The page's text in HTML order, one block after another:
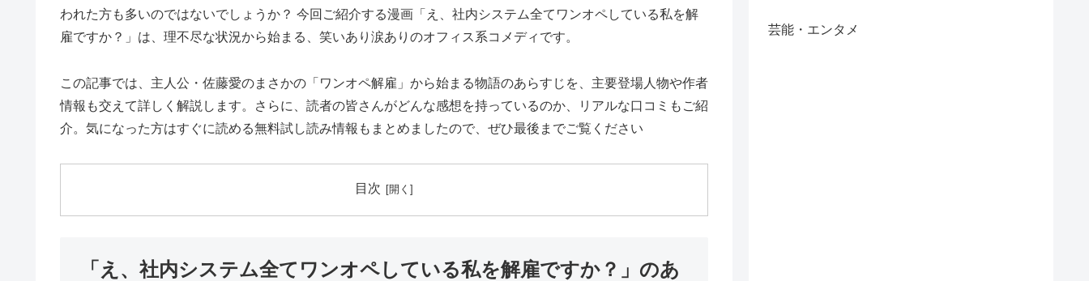
われた方も多いのではないでしょうか？ 今回ご紹介する漫画「え、社内システム全てワンオペしている私を解
雇ですか？」は、理不尽な状況から始まる、笑いあり涙ありのオフィス系コメディです。
この記事では、主人公・佐藤愛のまさかの「ワンオペ解雇」から始まる物語のあらすじを、主要登場人物や作者
情報も交えて詳しく解説します。さらに、読者の皆さんがどんな感想を持っているのか、リアルな口コミもご紹
介。気になった方はすぐに読める無料試し読み情報もまとめましたので、ぜひ最後までご覧ください
目次
「え、社内システム全てワンオペしている私を解雇ですか？」のあ
芸能・エンタメ